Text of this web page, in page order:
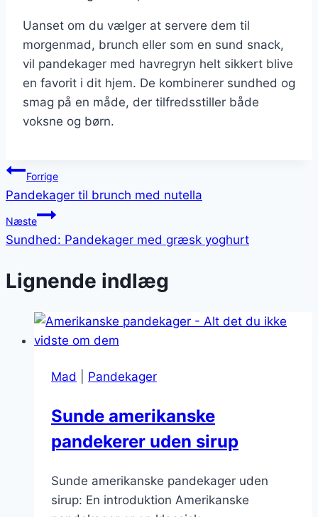
Uanset om du vælger at servere dem til
morgenmad, brunch eller som en sund snack,
vil pandekager med havregryn helt sikkert blive
en favorit i dit hjem. De kombinerer sundhed og
smag på en måde, der tilfredsstiller både
voksne og børn.
Indlægsnavigation
Forrige
Pandekager til brunch med nutella
Næste
Sundhed: Pandekager med græsk yoghurt
Lignende indlæg
Mad Pandekager
Sunde amerikanske
pandekerer uden sirup
Sunde amerikanske pandekager uden
sirup: En introduktion Amerikanske